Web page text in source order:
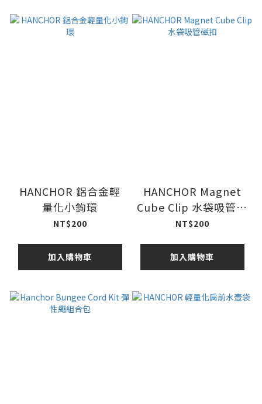
HANCHOR 鋁合金輕
量化小鉤環
NT$200
加入購物車
HANCHOR Magnet
Cube Clip 水袋吸管磁
扣
NT$200
加入購物車